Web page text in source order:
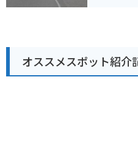
併設のレスト
むことができ
で、北アルプス
を堪能できます
社など、観光
オススメスポット紹介